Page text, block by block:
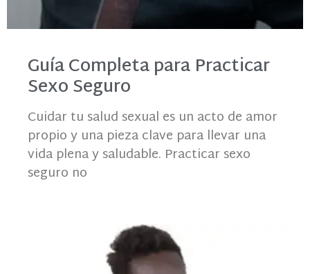
Guía Completa para Practicar
Sexo Seguro
Cuidar tu salud sexual es un acto de amor
propio y una pieza clave para llevar una
vida plena y saludable. Practicar sexo
seguro no